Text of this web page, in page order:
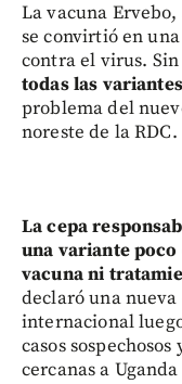
La vacuna
se convirtió en
contra el virus.
todas las
problema del
noreste de la RDC.
La cepa
una variante
vacuna ni
declaró una
internacional
casos
cercanas a